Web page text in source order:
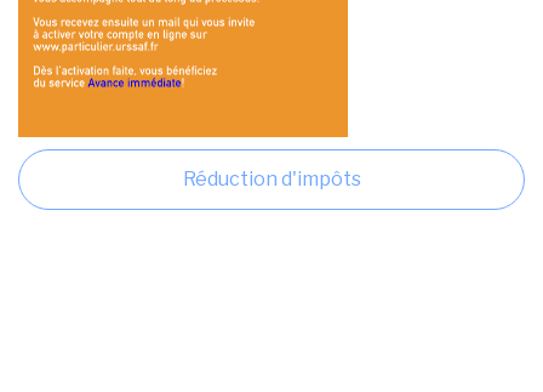
Réduction d'impôts